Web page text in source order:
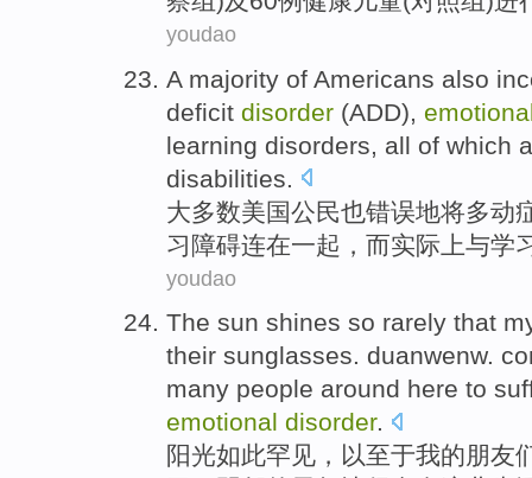
youdao
A majority of Americans also
deficit disorder (ADD),
learning disorders , all of which
disabilities.
大多数美国公民也错误地将多动
习障碍连在一起， 而实际上与学
youdao
The sun shines so rarely that
their sunglasses. duanwenw.
many people around here to
emotional disorder.
阳光如此罕见 ， 以至于我的朋友